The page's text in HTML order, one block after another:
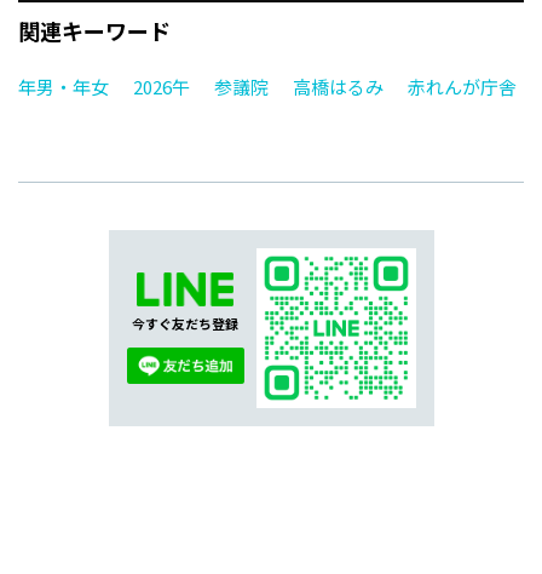
関連キーワード
年男・年女 2026午 参議院 高橋はるみ 赤れんが庁舎
今すぐ友だち登録